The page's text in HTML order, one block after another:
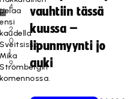
4
.
2
0
1
9
pelaa
ensi
kaudella
Sveitsissä
Mika
Strömbergin
komennossa.
vauhtiin tässä
kuussa –
lipunmyynti jo
auki